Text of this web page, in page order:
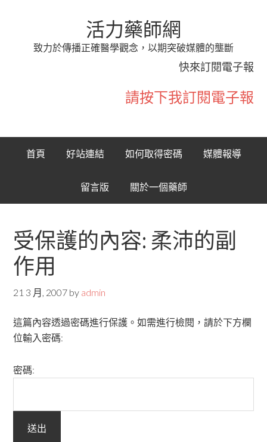
活力藥師網
致力於傳播正確醫學觀念，以期突破媒體的壟斷
快來訂閱電子報
請按下我訂閱電子報
首頁 好站連結 如何取得密碼 媒體報導
留言版 關於一個藥師
受保護的內容: 柔沛的副
作用
21 3 月, 2007 by admin
這篇內容透過密碼進行保護。如需進行檢閱，請於下方欄
位輸入密碼:
密碼: